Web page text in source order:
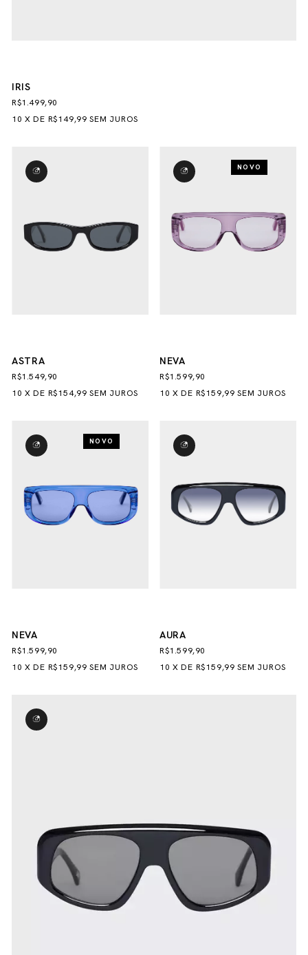
IRIS
R$1.499,90
10 XDE R$149,99 SEM JUROS
ASTRA
R$1.549,90
10 XDE R$154,99 SEM JUROS
NOVO
NEVA
R$1.599,90
10 XDE R$159,99 SEM JUROS
NOVO
NEVA
R$1.599,90
10 XDE R$159,99 SEM JUROS
AURA
R$1.599,90
10 XDE R$159,99 SEM JUROS